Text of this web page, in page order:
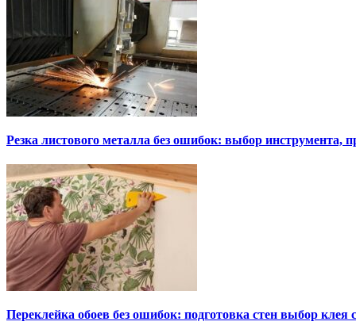
Резка листового металла без ошибок: выбор инструмента,
Переклейка обоев без ошибок: подготовка стен выбор клея